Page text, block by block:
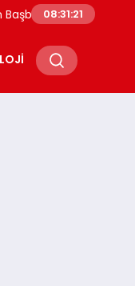
Duyurdu Paks
08:31:22